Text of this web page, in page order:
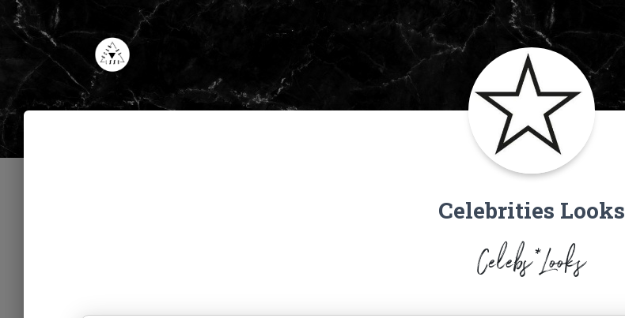
Celebrities Looks
Celebs*Looks